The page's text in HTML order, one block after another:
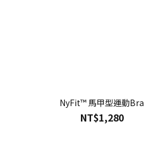
NyFit™ 馬甲型運動Bra
NT$1,280